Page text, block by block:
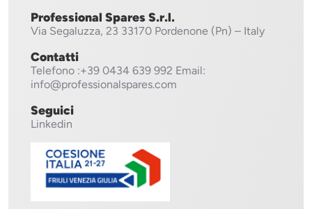
Professional Spares S.r.l.
Via Segaluzza, 23 33170 Pordenone (Pn) – Italy
Contatti
Telefono :+39 0434 639 992 Email:
info@professionalspares.com
Seguici
Linkedin